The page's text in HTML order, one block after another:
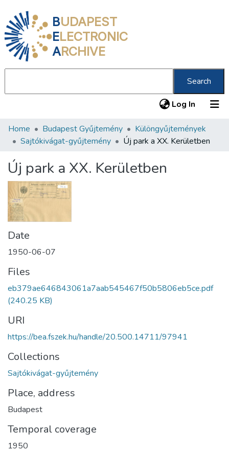
BUDAPEST
ELECTRONIC
ARCHIVE
Search
Log In (current)
Communities & Collections
Statistics
About us
Home Budapest Gyűjtemény
Különgyűjtemények
Sajtókivágat-gyűjtemény
Új park a XX. Kerületben
Új park a XX. Kerületben
Date
1950-06-07
Files
eb379ae646843061a7aab545467f50b5806eb5ce.pdf
(240.25 KB)
URI
https://bea.fszek.hu/handle/20.500.14711/97941
Collections
Sajtókivágat-gyűjtemény
Place, address
Budapest
Temporal coverage
1950